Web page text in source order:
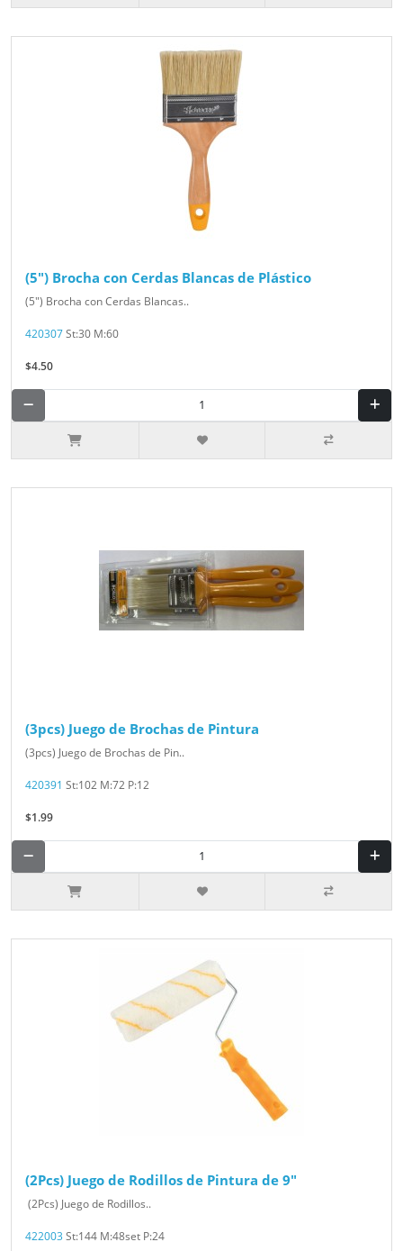
(5") Brocha con Cerdas Blancas de Plástico
(5") Brocha con Cerdas Blancas..
420307St:30 M:60
$4.50
(3pcs) Juego de Brochas de Pintura
(3pcs) Juego de Brochas de Pin..
420391 St:102 M:72 P:12
$1.99
(2Pcs) Juego de Rodillos de Pintura de 9"
(2Pcs) Juego de Rodillos..
422003St:144 M:48set P:24